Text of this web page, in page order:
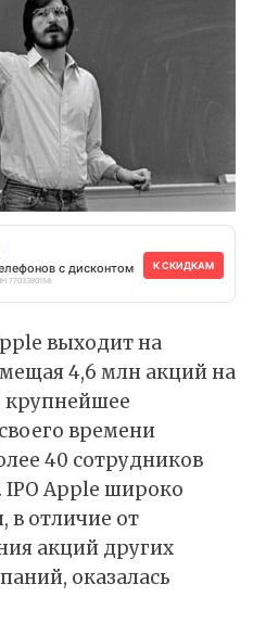
с дисконтом
7703380158
К СКИДКАМ
выходит на
4,6 млн акций на
времени
40 сотрудников
Apple широко
в отличие от
акций других
оказалась